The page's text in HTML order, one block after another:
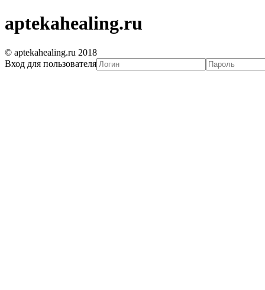
aptekahealing.ru
© aptekahealing.ru 2018
Вход для пользователя